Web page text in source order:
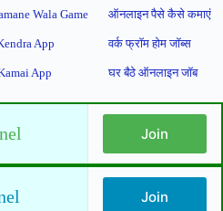
Wala Game ऑनलाइन पैसे कैसे कमाएं
App वर्क फ्रॉम होम जॉब्स
App घर बैठे ऑनलाइन जॉब
Join
Join